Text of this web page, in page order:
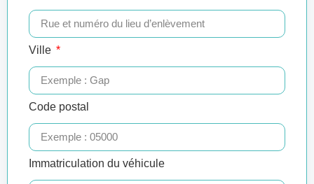
Ville
Code postal
Immatriculation du véhicule